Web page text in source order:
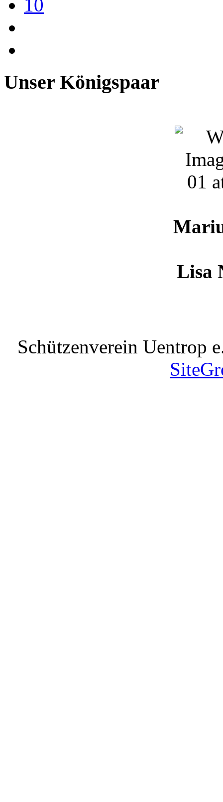
10
Unser Königspaar
Lisa
Schützenverein Uentrop